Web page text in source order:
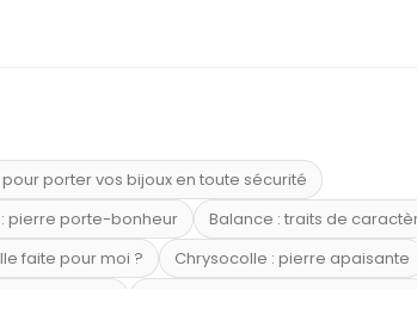
porter vos bijoux en toute sécurité
pierre porte-bonheur
Balance : traits de
faite pour moi ?
Chrysocolle : pierre apaisante